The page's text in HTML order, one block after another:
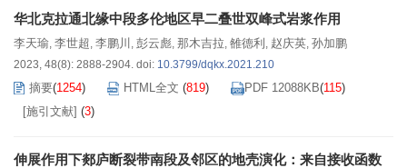
华北克拉通北缘中段多伦地区早二叠世双峰式岩浆作用
李天瑜, 李世超, 李鹏川 , 彭云彪, 那木吉拉, 雒德利 , 赵庆英, 孙加鹏
2023, 48(8): 2888-2904. doi: 10.3799/dqkx.2021.210
摘要(1254) HTML全文 (819) PDF 12088KB(115)
[施引文献] (3)
伸展作用下郯庐断裂带南段及邻区的地壳演化：来自接收函数